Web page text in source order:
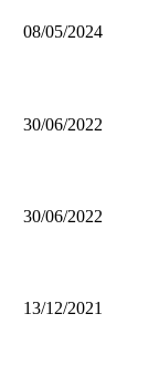
08/05/2024
30/06/2022
30/06/2022
13/12/2021